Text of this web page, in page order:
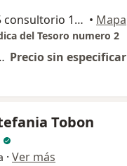
Carrera 25A # 1A Sur - 45 consultorio 1850, torre medica 2, Medellín • Mapa
del Tesoro numero 2
Precio sin especificar
Tobon
· Ver más